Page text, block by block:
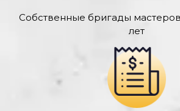
Собственные бригады
лет